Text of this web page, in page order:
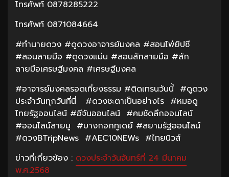
โทรศัพท์ 0878285222
โทรศัพท์ 0871084664
#ทำนายดวง #ดูดวงอาจารย์มงคล #สอนไพ่ยิปซี
#สอนลายมือ #ดูดวงแม่น #สอนสักลายมือ #สัก
ลายมือเศรษฐีมงคล #เศรษฐีมงคล
#อาจารย์มงคลรอดเที่ยงธรรม #ติดเทรนวันนี้ #ดูดวง
ประจำวันทุกวันที่นี่ #ดวงชะตาเป็นอย่างไร #หมอดู
ไทยรัฐออนไลน์ #อีจันออนไลน์ #คมชัดลึกออนไลน์
#ออนไลน์สายมู #บางกอกทูเดย์ #สยามรัฐออนไลน์
#ดวงBTripNews #AEC10NEWs #ไทยนิวส์
ข่าวที่เกี่ยวข้อง : ดวงประจำวันจันทร์ที่ 24 มีนาคม
พ.ศ.2568